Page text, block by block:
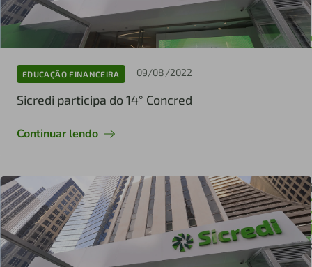
EDUCAÇÃO FINANCEIRA 09/08/2022
Sicredi participa do 14° Concred
Continuar lendo